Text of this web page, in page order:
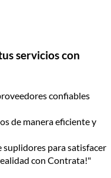
servicios con
confiables
de manera eficiente y
para satisfacer
con Contrata!"